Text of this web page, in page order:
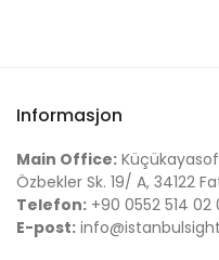
Informasjon
Main Office:
Özbekler Sk. 19/ A, 34122
Telefon: +90 0552 514 02
E-post: